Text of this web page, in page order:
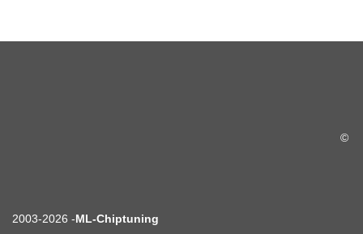
©
2003-2026 -ML-Chiptuning